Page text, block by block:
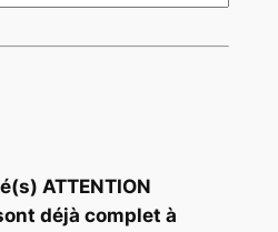
ATTENTION
déjà complet à